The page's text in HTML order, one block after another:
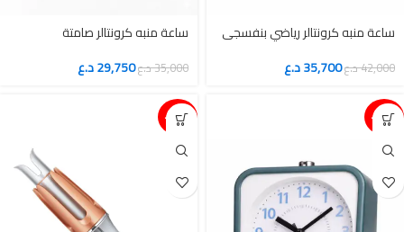
ساعة منبه كرونتالر رياضي بنفسجي
42,000د.ع35,700د.ع
ساعة منبه كرونتالر صامتة
35,000د.ع29,750د.ع
15%-
15%-